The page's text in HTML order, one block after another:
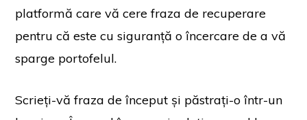
platformă care vă cere fraza de recuperare
pentru că este cu siguranță o încercare de a vă
sparge portofelul.
Scrieți-vă fraza de început și păstrați-o într-un